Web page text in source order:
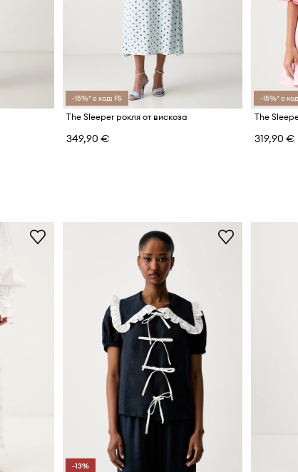
-15%* с код: FS
The Sleeper рокля от вискоза
349,90 €
-15%* с
The
319,90 €
-13%